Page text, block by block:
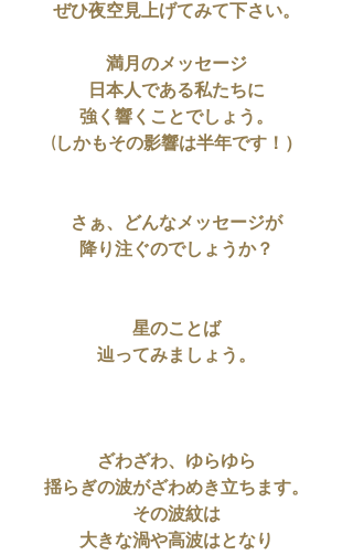
ぜひ夜空見上げてみて下さい。
満月のメッセージ
日本人である私たちに
強く響くことでしょう。
(しかもその影響は半年です！）
さぁ、どんなメッセージが
降り注ぐのでしょうか？
星のことば
辿ってみましょう。
ざわざわ、ゆらゆら
揺らぎの波がざわめき立ちます。
その波紋は
大きな渦や高波はとなり